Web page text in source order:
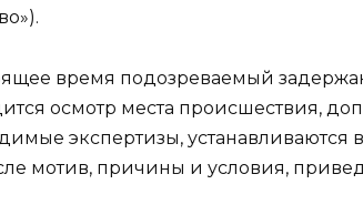
время подозреваемый
осмотр места происшествия,
экспертизы, устанавливаются
мотив, причины и условия,